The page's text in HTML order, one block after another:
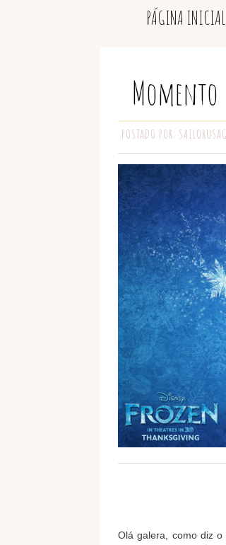
PÁGINA INICIAL
Momento
POSTADO POR:
Olá galera, como diz